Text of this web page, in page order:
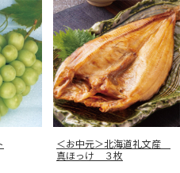
＜お中元＞北海道礼文産
真ほっけ ３枚